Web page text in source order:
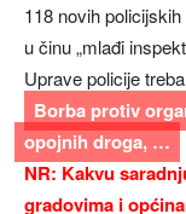
118 novih
u činu „mlađi
Uprave policije
Borba protiv
opojnih droga, …
NR: Kakvu
gradovima i